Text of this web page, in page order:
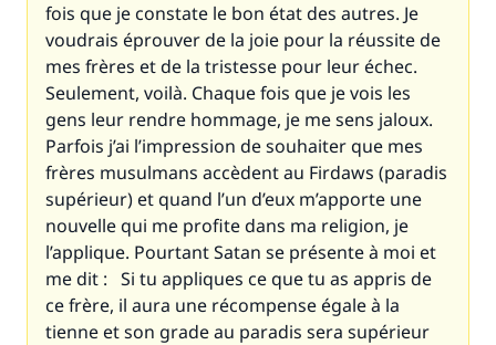
fois que je constate le bon état des autres. Je
voudrais éprouver de la joie pour la réussite de
mes frères et de la tristesse pour leur échec.
Seulement, voilà. Chaque fois que je vois les
gens leur rendre hommage, je me sens jaloux.
Parfois j’ai l’impression de souhaiter que mes
frères musulmans accèdent au Firdaws (paradis
supérieur) et quand l’un d’eux m’apporte une
nouvelle qui me profite dans ma religion, je
l’applique. Pourtant Satan se présente à moi et
me dit : Si tu appliques ce que tu as appris de
ce frère, il aura une récompense égale à la
tienne et son grade au paradis sera supérieur